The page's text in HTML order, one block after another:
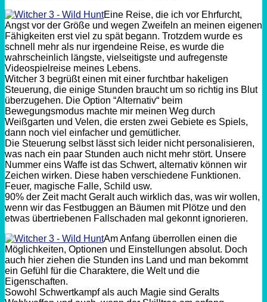
Eine Reise, die ich vor Ehrfurcht,
Angst vor der Größe und wegen Zweifeln an meinen eigenen
Fähigkeiten erst viel zu spät begann. Trotzdem wurde es
schnell mehr als nur irgendeine Reise, es wurde die
wahrscheinlich längste, vielseitigste und aufregenste
Videospielreise meines Lebens.
Witcher 3 begrüßt einen mit einer furchtbar hakeligen
Steuerung, die einige Stunden braucht um so richtig ins Blut
überzugehen. Die Option “Alternativ“ beim
Bewegungsmodus machte mir meinen Weg durch
Weißgarten und Velen, die ersten zwei Gebiete es Spiels,
dann noch viel einfacher und gemütlicher.
Die Steuerung selbst lässt sich leider nicht personalisieren,
was nach ein paar Stunden auch nicht mehr stört. Unsere
Nummer eins Waffe ist das Schwert, alternativ können wir
Zeichen wirken. Diese haben verschiedene Funktionen.
Feuer, magische Falle, Schild usw.
90% der Zeit machtGeraltauch wirklich das, was wir wollen,
wenn wir das Festbuggen an Bäumen mit Plötze und den
etwas übertriebenen Fallschaden mal gekonnt ignorieren.
Am Anfang überrollen einen die
Möglichkeiten, Optionen und Einstellungen absolut. Doch
auch hier ziehen die Stunden ins Land und man bekommt
ein Gefühl für die Charaktere, die Welt und die
Eigenschaften.
Sowohl Schwertkampf als auch Magie sind Geralts